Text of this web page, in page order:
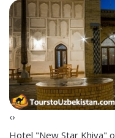
‹›
Hotel "New Star Khiva"